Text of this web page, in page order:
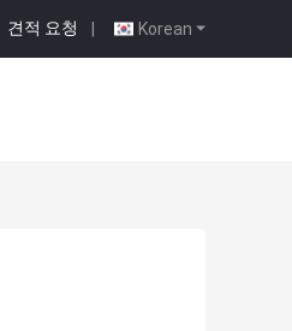
Korean
견적 요청 |